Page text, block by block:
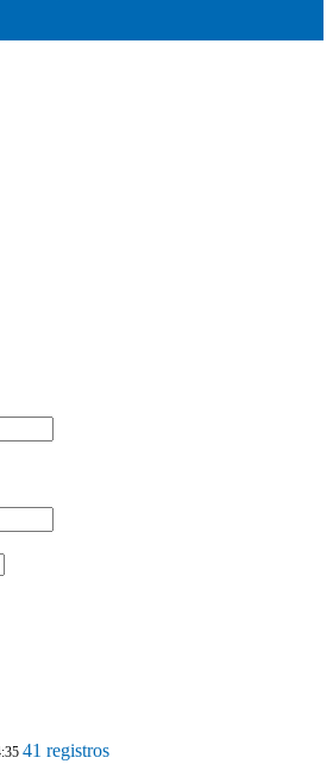
41 registros